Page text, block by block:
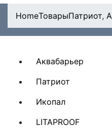
HomeТоварыПатриот, А
Аквабарьер
Патриот
Икопал
LITAPROOF